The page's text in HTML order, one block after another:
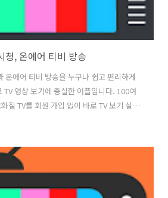
청, 온에어 티비 방송
온에어 티비 방송을 누구나 쉽고 편리하게
TV 영상 보기에 충실한 어플입니다. 100여
질 TV를 회원 가입 없이 바로 TV 보기 실시
TV는 회원가입 없이 원하는지상파, 공
나오지 않는 스마트기기 태블릿PC, 모바
유롭게 TV를 시청 할 수 있고, DMB TV는
며, 또한 앱 설치 시 불필요한 권한을 요구
기 서비스 입니다. DMB TV는 평생 무료로